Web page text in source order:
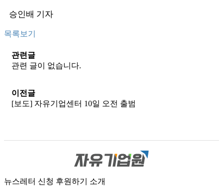
승인배 기자
목록보기
관련글
관련 글이 없습니다.
이전글
[보도] 자유기업센터 10일 오전 출범
뉴스레터 신청 후원하기 소개